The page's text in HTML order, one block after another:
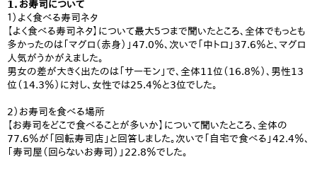
1．お寿司について
１）よく食べる寿司ネタ
【よく食べる寿司ネタ】について最大5つまで聞いたところ、全体でもっとも
多かったのは「マグロ（赤身）」47.0％、次いで「中トロ」37.6％と、マグロ
人気がうかがえました。
男女の差が大きく出たのは「サーモン」で、全体11位（16.8％）、男性13
位（14.3％）に対し、女性では25.4％と3位でした。
2）お寿司を食べる場所
【お寿司をどこで食べることが多いか】について聞いたところ、全体の
77.6％が「回転寿司店」と回答しました。次いで「自宅で食べる」42.4％、
「寿司屋（回らないお寿司）」22.8％でした。